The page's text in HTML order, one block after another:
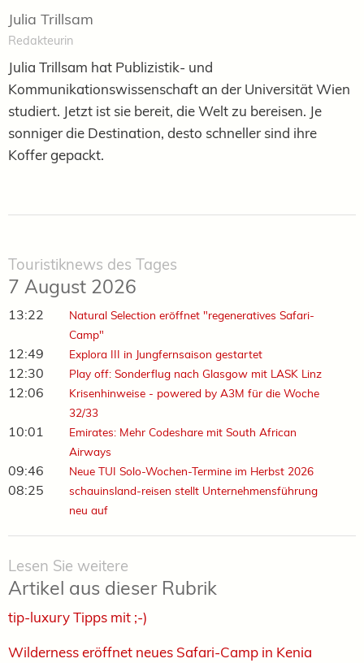
Julia Trillsam
Redakteurin
Julia Trillsam hat Publizistik- und
Kommunikationswissenschaft an der Universität Wien
studiert. Jetzt ist sie bereit, die Welt zu bereisen. Je
sonniger die Destination, desto schneller sind ihre
Koffer gepackt.
Touristiknews des Tages
7 August 2026
13:22
Natural Selection eröffnet "regeneratives Safari-
Camp"
12:49 Explora III in Jungfernsaison gestartet
12:30 Play off: Sonderflug nach Glasgow mit LASK Linz
12:06
Krisenhinweise - powered by A3M für die Woche
32/33
10:01
Emirates: Mehr Codeshare mit South African
Airways
09:46 Neue TUI Solo-Wochen-Termine im Herbst 2026
08:25
schauinsland-reisen stellt Unternehmensführung
neu auf
Lesen Sie weitere
Artikel aus dieser Rubrik
tip-luxury Tipps mit ;-)
Wilderness eröffnet neues Safari-Camp in Kenia